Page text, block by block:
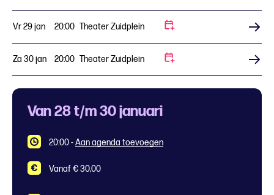
Vr 29 jan 20:00 Theater Zuidplein
Za 30 jan 20:00 Theater Zuidplein
Van 28 t/m 30 januari
20:00-Aan agenda toevoegen
Vanaf € 30,00